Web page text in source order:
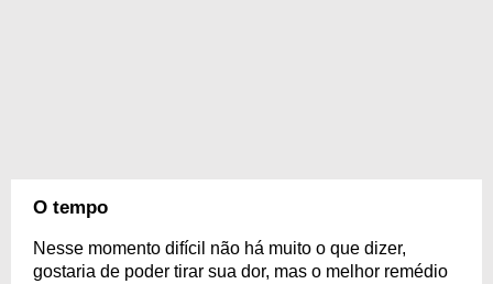
O tempo
Nesse momento difícil não há muito o que dizer,
gostaria de poder tirar sua dor, mas o melhor remédio